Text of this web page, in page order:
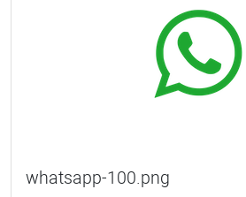
whatsapp-100.png